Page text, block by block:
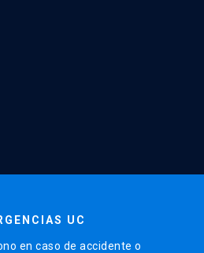
UC
en caso de accidente o